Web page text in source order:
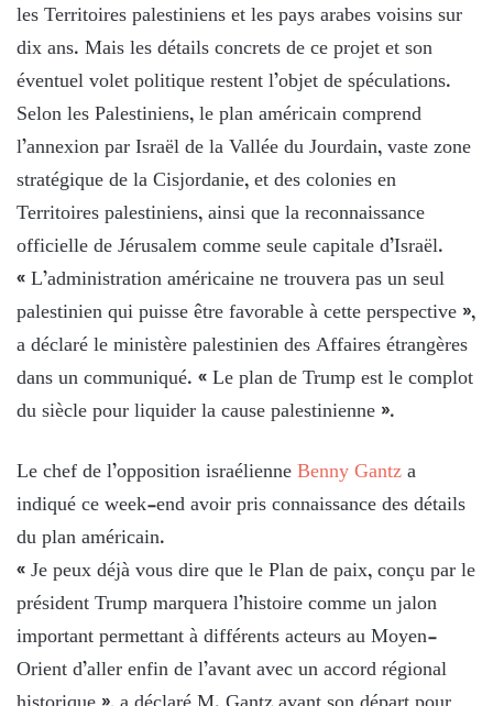
les Territoires palestiniens et les pays arabes voisins sur
dix ans. Mais les détails concrets de ce projet et son
éventuel volet politique restent l’objet de spéculations.
Selon les Palestiniens, le plan américain comprend
l’annexion par Israël de la Vallée du Jourdain, vaste zone
stratégique de la Cisjordanie, et des colonies en
Territoires palestiniens, ainsi que la reconnaissance
officielle de Jérusalem comme seule capitale d’Israël.
« L’administration américaine ne trouvera pas un seul
palestinien qui puisse être favorable à cette perspective »,
a déclaré le ministère palestinien des Affaires étrangères
dans un communiqué. « Le plan de Trump est le complot
du siècle pour liquider la cause palestinienne ».
Le chef de l’opposition israélienneBenny Gantza
indiqué ce week-end avoir pris connaissance des détails
du plan américain.
« Je peux déjà vous dire que le Plan de paix, conçu par le
président Trump marquera l’histoire comme un jalon
important permettant à différents acteurs au Moyen-
Orient d’aller enfin de l’avant avec un accord régional